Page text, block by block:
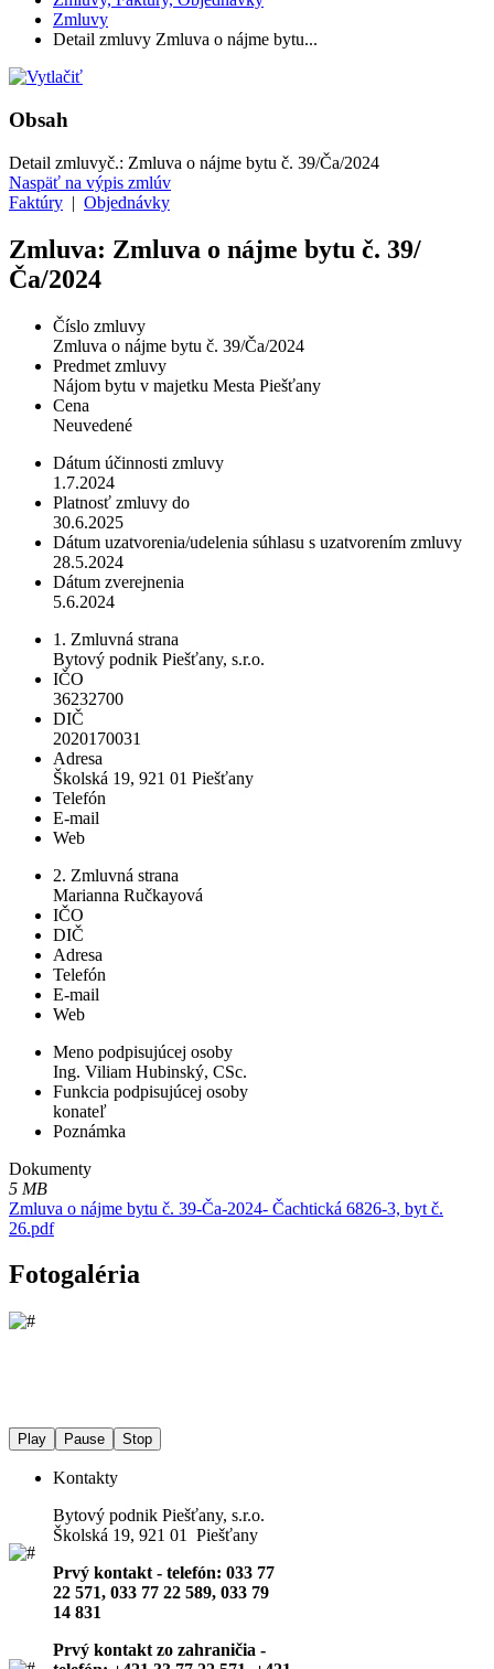
Zmluvy
Detail zmluvy Zmluva o nájme bytu...
Obsah
Detail zmluvyč.: Zmluva o nájme bytu č. 39/Ča/2024
Naspäť na výpis zmlúv
Faktúry | Objednávky
Zmluva: Zmluva o nájme bytu č. 39/
Ča/2024
Číslo zmluvy
Zmluva o nájme bytu č. 39/Ča/2024
Predmet zmluvy
Nájom bytu v majetku Mesta Piešťany
Cena
Neuvedené
Dátum účinnosti zmluvy
1.7.2024
Platnosť zmluvy do
30.6.2025
Dátum uzatvorenia/udelenia súhlasu s uzatvorením zmluvy
28.5.2024
Dátum zverejnenia
5.6.2024
1. Zmluvná strana
Bytový podnik Piešťany, s.r.o.
IČO
36232700
DIČ
2020170031
Adresa
Školská 19, 921 01 Piešťany
Telefón
E-mail
Web
2. Zmluvná strana
Marianna Ručkayová
IČO
DIČ
Adresa
Telefón
E-mail
Web
Meno podpisujúcej osoby
Ing. Viliam Hubinský, CSc.
Funkcia podpisujúcej osoby
konateľ
Poznámka
Dokumenty
5 MB
Zmluva o nájme bytu č. 39-Ča-2024- Čachtická 6826-3, byt č.
26.pdf
Fotogaléria
Play Pause Stop
Kontakty
Bytový podnik Piešťany, s.r.o.
Školská 19, 921 01 Piešťany
Prvý kontakt - telefón: 033 77
22 571, 033 77 22 589, 033 79
14 831
Prvý kontakt zo zahraničia -